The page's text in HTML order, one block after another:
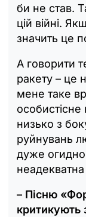
би не став.
цій війні.
значить це
А говорити
ракету – це
мене таке
низько з
руйнувань
дуже
– Пісню
критикують